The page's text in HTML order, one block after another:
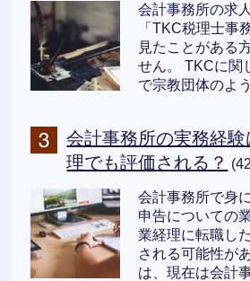
会計事務所の求
「TKC税理士事
見たことがある
せん。 TKCに関
で宗教団体のよ
会計事務所の実務経
理でも評価される？
会計事務所で身
申告についての
業経理に転職し
される可能性が
は、現在は会計